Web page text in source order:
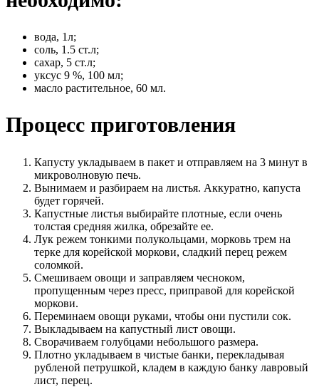
вода, 1л;
соль, 1.5 ст.л;
сахар, 5 ст.л;
уксус 9 %, 100 мл;
масло растительное, 60 мл.
Процесс приготовления
Капусту укладываем в пакет и отправляем на 3 минут в
микроволновую печь.
Вынимаем и разбираем на листья. Аккуратно, капуста
будет горячей.
Капустные листья выбирайте плотные, если очень
толстая средняя жилка, обрезайте ее.
Лук режем тонкими полукольцами, морковь трем на
терке для корейской моркови, сладкий перец режем
соломкой.
Смешиваем овощи и заправляем чесноком,
пропущенным через пресс, приправой для корейской
моркови.
Переминаем овощи руками, чтобы они пустили сок.
Выкладываем на капустный лист овощи.
Сворачиваем голубцами небольшого размера.
Плотно укладываем в чистые банки, перекладывая
рубленой петрушкой, кладем в каждую банку лавровый
лист, перец.